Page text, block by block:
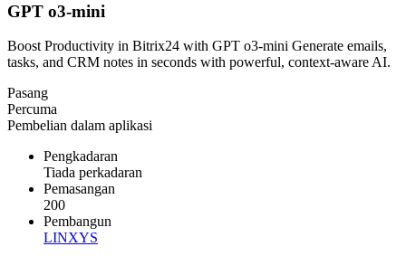
GPT o3-mini
Boost Productivity in Bitrix24 with GPT o3-mini Generate emails,
tasks, and CRM notes in seconds with powerful, context-aware AI.
Pasang
Percuma
Pembelian dalam aplikasi
Pengkadaran
Tiada perkadaran
Pemasangan
200
Pembangun
LINXYS